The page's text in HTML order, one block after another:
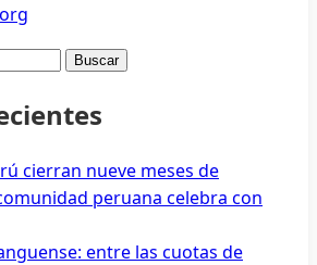
cierran nueve meses de
peruana celebra con
entre las cuotas de